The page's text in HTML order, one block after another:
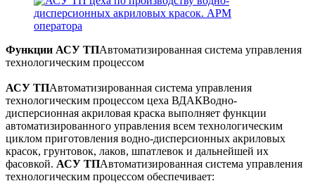
Функции АСУ ТПАвтоматизированная система управления
технологическим процессом
АСУ ТПАвтоматизированная система управления
технологическим процессом цеха ВДАКВодно-
дисперсионная акриловая краска выполняет функции
автоматизированного управления всем технологическим
циклом приготовления водно-дисперсионных акриловых
красок, грунтовок, лаков, шпатлевок и дальнейшей их
фасовкой. АСУ ТПАвтоматизированная система управления
технологическим процессом обеспечивает: